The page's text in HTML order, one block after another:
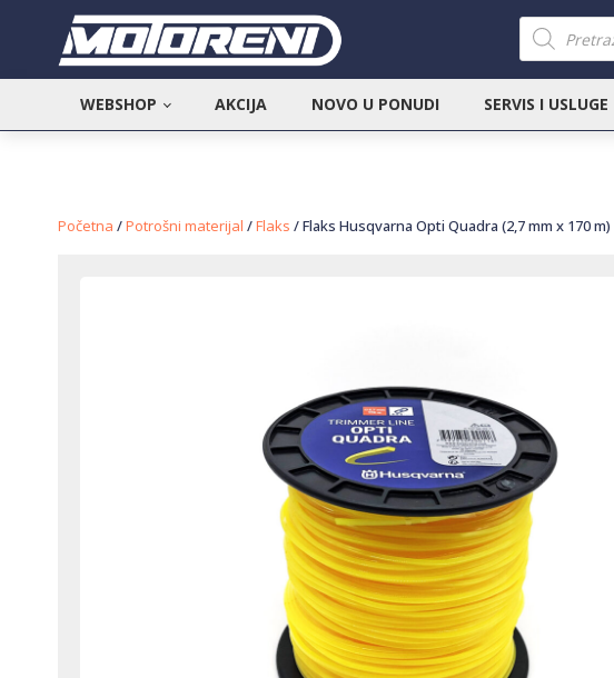
Products
search
WEBSHOP AKCIJA NOVO U PONUDI SERVIS I USLUGE
Početna /Potrošni materijal /Flaks / Flaks Husqvarna Opti Quadra (2,7 mm x 170 m)